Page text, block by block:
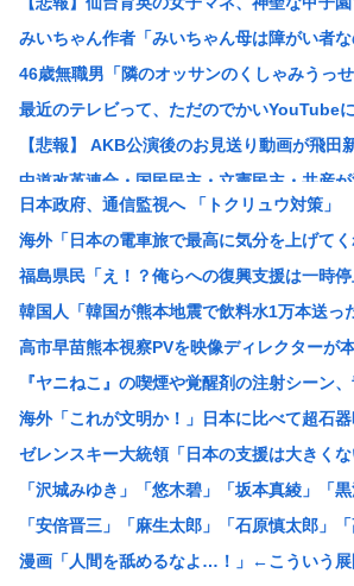
みいちゃん作者「みいちゃん母は障がい者
46歳無職男「隣のオッサンのくしゃみうっ
最近のテレビって、ただのでかいYouTube
【悲報】 AKB公演後のお見送り動画が飛田
中道改革連合・国民民主・立憲民主・共産が
中国「アメリカさぁ、調子乗ってるからお前
韓国人の対日好感度が過去最高に、「ノー
【画像】元ジャンポケ・斉藤慎二被告の妻
スペースX、株価大暴落
柳葉敏郎の代表作、「踊る大捜査線しかない
産経新聞、東北で新聞発行休止へ
【衝撃】JKの従姉妹が泊まりに来た結果
【速報】なぜか読める画像が発見される
【衝撃】清水アキラさんの息子・清水良太
【困惑】ミセスグリーンアップルさんって
特定外来カミキリムシに1匹300円の賞金を
日本政府、通信監視へ 「トクリュウ対策」
海外「日本の電車旅で最高に気分を上げて
福島県民「え！？俺らへの復興支援は一時
韓国人「韓国が熊本地震で飲料水1万本送っ
高市早苗熊本視察PVを映像ディレクターが
『ヤニねこ』の喫煙や覚醒剤の注射シーン
海外「これが文明か！」日本に比べて超石
ゼレンスキー大統領「日本の支援は大きく
「沢城みゆき」「悠木碧」「坂本真綾」「
「安倍晋三」「麻生太郎」「石原慎太郎」
漫画「人間を舐めるなよ…！」←こういう展